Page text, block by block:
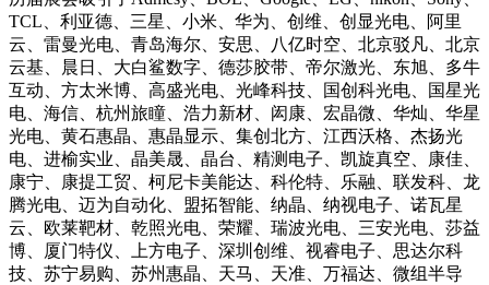
TCL、利亚德、三星、小米、华为、创维、创显光电、阿里
云、雷曼光电、青岛海尔、安思、八亿时空、北京驳凡、北京
云基、晨日、大白鲨数字、德莎胶带、帝尔激光、东旭、多牛
互动、方太米博、高盛光电、光峰科技、国创科光电、国星光
电、海信、杭州旅瞳、浩力新材、闳康、宏晶微、华灿、华星
光电、黄石惠晶、惠晶显示、集创北方、江西沃格、杰扬光
电、进榆实业、晶美晟、晶台、精测电子、凯旋真空、康佳、
康宁、康提工贸、柯尼卡美能达、科伦特、乐融、联发科、龙
腾光电、迈为自动化、盟拓智能、纳晶、纳视电子、诺瓦星
云、欧莱靶材、乾照光电、荣耀、瑞波光电、三安光电、莎益
博、厦门特仪、上方电子、深圳创维、视睿电子、思达尔科
技、苏宁易购、苏州惠晶、天马、天准、万福达、微组半导